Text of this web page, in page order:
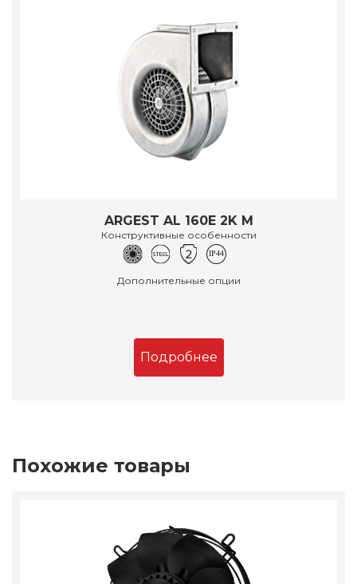
ARGEST AL 160E 2K M
Конструктивные особенности
Дополнительные опции
Подробнее
Похожие товары